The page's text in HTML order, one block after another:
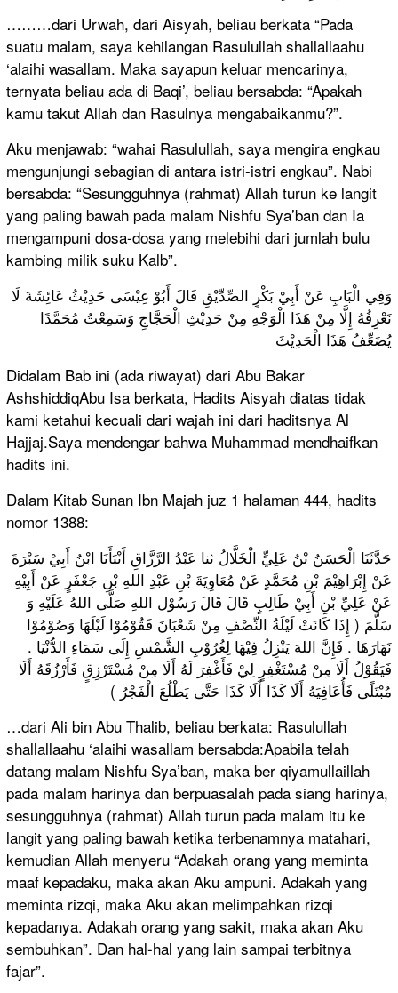
………dari Urwah, dari Aisyah, beliau berkata “Pada
suatu malam, saya kehilangan Rasulullah shallallaahu
‘alaihi wasallam. Maka sayapun keluar mencarinya,
ternyata beliau ada di Baqi’, beliau bersabda: “Apakah
kamu takut Allah dan Rasulnya mengabaikanmu?”.
Aku menjawab: “wahai Rasulullah, saya mengira engkau
mengunjungi sebagian di antara istri-istri engkau”. Nabi
bersabda: “Sesungguhnya (rahmat) Allah turun ke langit
yang paling bawah pada malam Nishfu Sya’ban dan Ia
mengampuni dosa-dosa yang melebihi dari jumlah bulu
kambing milik suku Kalb”.
وَفِي الْبَابِ عَنْ أَبِيْ بَكْرٍ الصِّدِّيْقِ قَالَ أَبُوْ عِيْسَى حَدِيْثُ عَائِشَةَ لَا
نَعْرِفُهُ إِلَّا مِنْ هَذَا الْوَجْهِ مِنْ حَدِيْثِ الْحَجَّاجِ وَسَمِعْتُ مُحَمَّدًا
يُضَعِّفُ هَذَا الْحَدِيْثَ
Didalam Bab ini (ada riwayat) dari Abu Bakar
AshshiddiqAbu Isa berkata, Hadits Aisyah diatas tidak
kami ketahui kecuali dari wajah ini dari haditsnya Al
Hajjaj.Saya mendengar bahwa Muhammad mendhaifkan
hadits ini.
Dalam Kitab Sunan Ibn Majah juz 1 halaman 444, hadits
nomor 1388:
حَدَّثَنَا الْحَسَنُ بْنُ عَلِيٍّ الْخَلَّالُ ثنا عَبْدُ الرَّزَّاقِ أَنْبَأَنَا ابْنُ أَبِيْ سَبْرَةَ
عَنْ إِبْرَاهِيْمَ بْنِ مُحَمَّدٍ عَنْ مُعَاوِيَةَ بْنِ عَبْدِ اللهِ بْنِ جَعْفَرٍ عَنْ أَبِيْهِ
عَنْ عَلِيِّ بْنِ أَبِيْ طَالِبٍ قَالَ قَالَ رَسُوْل اللهِ صَلَّى اللهُ عَلَيْهِ وَ
سَلَّمَ ( إِذَا كَانَتْ لَيْلَةُ النِّصْفِ مِنْ شَعْبَانَ فَقُوْمُوْا لَيْلَهَا وَصُوْمُوْا
نَهَارَهَا . فَإِنَّ اللهَ يَنْزِلُ فِيْهَا لِغُرُوْبِ الشَّمْسِ إِلَى سَمَاءِ الدُّنْيَا .
فَيَقُوْلُ أَلَا مِنْ مُسْتَغْفِرٍ لِيْ فَأَغْفِرَ لَهُ أَلَا مِنْ مُسْتَرْزِقٍ فَأَرْزُقَهُ أَلَا
مُبْتَلًى فَأُعَافِيَهُ أَلَا كَذَا أَلَا كَذَا حَتَّى يَطْلُعَ الْفَجْرُ )
…dari Ali bin Abu Thalib, beliau berkata: Rasulullah
shallallaahu ‘alaihi wasallam bersabda:Apabila telah
datang malam Nishfu Sya’ban, maka ber qiyamullaillah
pada malam harinya dan berpuasalah pada siang harinya,
sesungguhnya (rahmat) Allah turun pada malam itu ke
langit yang paling bawah ketika terbenamnya matahari,
kemudian Allah menyeru “Adakah orang yang meminta
maaf kepadaku, maka akan Aku ampuni. Adakah yang
meminta rizqi, maka Aku akan melimpahkan rizqi
kepadanya. Adakah orang yang sakit, maka akan Aku
sembuhkan”. Dan hal-hal yang lain sampai terbitnya
fajar”.